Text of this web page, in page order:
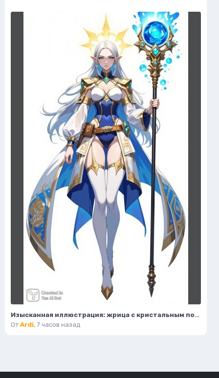
Изысканная иллюстрация: жрица с кристальным посохом и волшебным светом. Нейронная сеть Flux.1
От Ardi, 7 часов назад